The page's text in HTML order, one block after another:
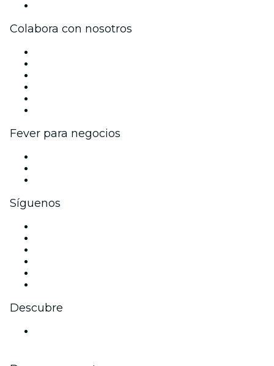
Colabora con nosotros
Fever para negocios
Síguenos
Descubre